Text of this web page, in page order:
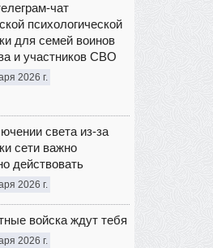
чат
психологической
для семей воинов
и участников СВО
2026 г.
света из-за
сети важно
действовать
2026 г.
войска ждут тебя
2026 г.